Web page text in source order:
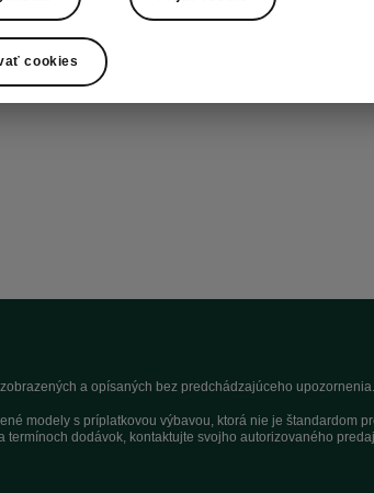
a opísaných bez predchádzajúceho
modely s príplatkovou výbavou, ktorá nie je štandardom
dodávok, kontaktujte svojho autorizovaného
cookies